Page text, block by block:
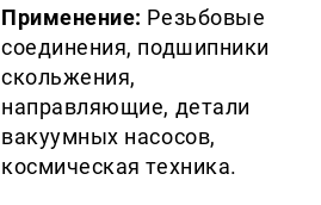
Применение: Резьбовые
соединения, подшипники
скольжения,
направляющие, детали
вакуумных насосов,
космическая техника.